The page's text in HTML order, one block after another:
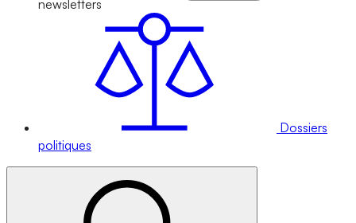
newsletters
Dossiers
politiques